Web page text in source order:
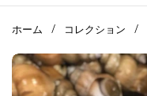
ホーム / コレクション /